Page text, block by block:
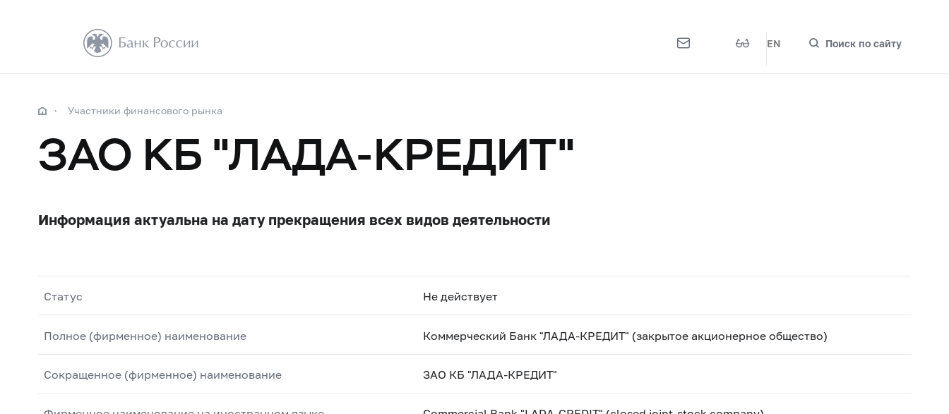
EN Поиск по сайту
Участники финансового рынка
ЗАО КБ "ЛАДА-КРЕДИТ"
Информация актуальна на дату прекращения всех видов деятельности
Статус Не действует
Полное (фирменное) наименование Коммерческий Банк "ЛАДА-КРЕДИТ" (закрытое акционерное общество)
Сокращенное (фирменное) наименование ЗАО КБ "ЛАДА-КРЕДИТ"